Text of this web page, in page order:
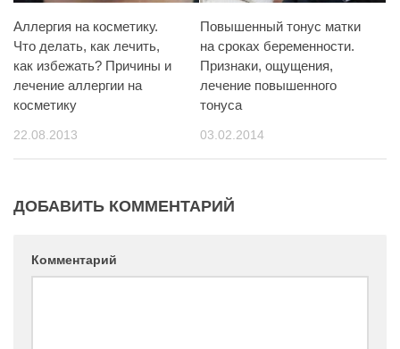
Аллергия на косметику.
Что делать, как лечить,
как избежать? Причины и
лечение аллергии на
косметику
22.08.2013
Повышенный тонус матки
на сроках беременности.
Признаки, ощущения,
лечение повышенного
тонуса
03.02.2014
ДОБАВИТЬ КОММЕНТАРИЙ
Комментарий